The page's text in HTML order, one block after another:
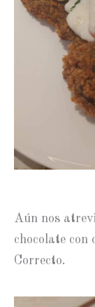
Aún nos
chocolate con
Correcto.